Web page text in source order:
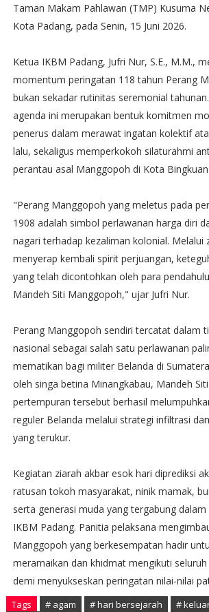
Taman Makam Pahlawan (TMP) Kusuma
Kota Padang, pada Senin, 15 Juni 2026.
​Ketua IKBM Padang, Jufri Nur, S.E., M.M.,
momentum peringatan 118 tahun Perang
bukan sekadar rutinitas seremonial
agenda ini merupakan bentuk komitmen
penerus dalam merawat ingatan kolektif
lalu, sekaligus memperkokoh silaturahmi
perantau asal Manggopoh di Kota
​"Perang Manggopoh yang meletus pada
1908 adalah simbol perlawanan harga diri
nagari terhadap kezaliman kolonial. Melalui
menyerap kembali spirit perjuangan,
yang telah dicontohkan oleh para
Mandeh Siti Manggopoh," ujar Jufri Nur.
​Perang Manggopoh sendiri tercatat dalam
nasional sebagai salah satu perlawanan
mematikan bagi militer Belanda di
oleh singa betina Minangkabau, Mandeh
pertempuran tersebut berhasil
reguler Belanda melalui strategi infiltrasi
yang terukur.
​Kegiatan ziarah akbar esok hari diprediksi
ratusan tokoh masyarakat, ninik mamak,
serta generasi muda yang tergabung
IKBM Padang. Panitia pelaksana
Manggopoh yang berkesempatan hadir
meramaikan dan khidmat mengikuti
demi menyukseskan peringatan nilai-nilai
Tags # agam # hari bersejarah #